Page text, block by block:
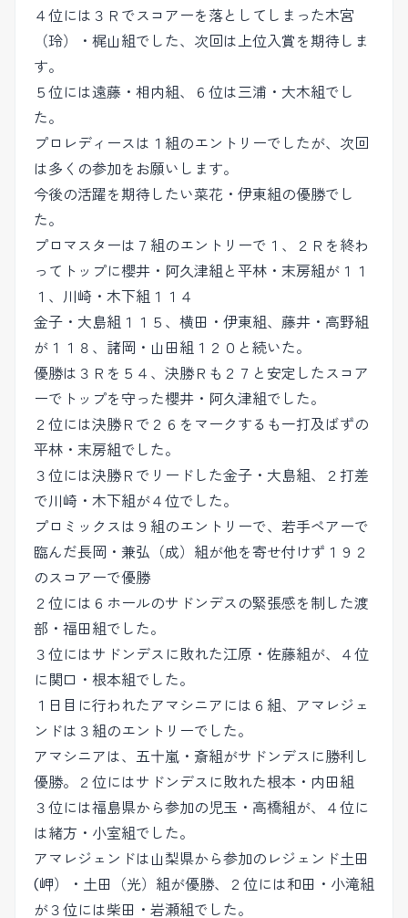
４位には３Ｒでスコアーを落としてしまった木宮
（玲）・梶山組でした、次回は上位入賞を期待しま
す。
５位には遠藤・相内組、６位は三浦・大木組でし
た。
プロレディースは１組のエントリーでしたが、次回
は多くの参加をお願いします。
今後の活躍を期待したい菜花・伊東組の優勝でし
た。
プロマスターは７組のエントリーで１、２Ｒを終わ
ってトップに櫻井・阿久津組と平林・末房組が１１
１、川崎・木下組１１４
金子・大島組１１５、横田・伊東組、藤井・高野組
が１１８、諸岡・山田組１２０と続いた。
優勝は３Ｒを５４、決勝Ｒも２７と安定したスコア
ーでトップを守った櫻井・阿久津組でした。
２位には決勝Ｒで２６をマークするも一打及ばずの
平林・末房組でした。
３位には決勝Ｒでリードした金子・大島組、２打差
で川崎・木下組が４位でした。
プロミックスは９組のエントリーで、若手ペアーで
臨んだ長岡・兼弘（成）組が他を寄せ付けず１９２
のスコアーで優勝
２位には６ホールのサドンデスの緊張感を制した渡
部・福田組でした。
３位にはサドンデスに敗れた江原・佐藤組が、４位
に関口・根本組でした。
１日目に行われたアマシニアには６組、アマレジェ
ンドは３組のエントリーでした。
アマシニアは、五十嵐・斎組がサドンデスに勝利し
優勝。２位にはサドンデスに敗れた根本・内田組
３位には福島県から参加の児玉・高橋組が、４位に
は緒方・小室組でした。
アマレジェンドは山梨県から参加のレジェンド土田
(岬）・土田（光）組が優勝、２位には和田・小滝組
が３位には柴田・岩瀬組でした。